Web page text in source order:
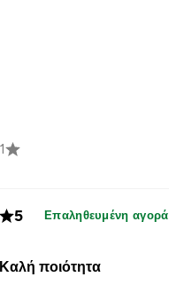
1
5 Επαληθευμένη αγορά
Καλή ποιότητα